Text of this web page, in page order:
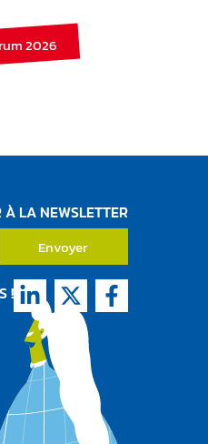
2026
À LA NEWSLETTER
Envoyer
!